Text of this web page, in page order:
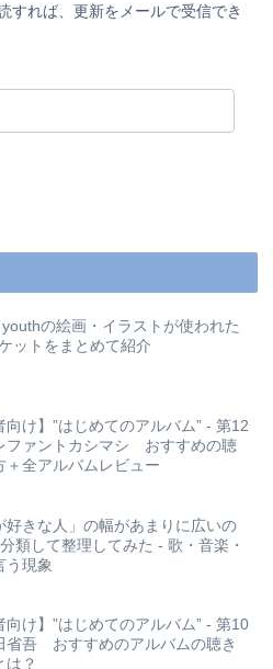
すれば、更新をメールで受信でき
の絵画・イラストが使われた
ットをまとめて紹介
向け】”はじめてのアルバム” - 第12
ファントカシマシ おすすめの聴
＋全アルバムレビュー
好きな人」の幅があまりに広いの
類して整理してみた - 歌・音楽・
う現象
向け】”はじめてのアルバム” - 第10
省吾 おすすめのアルバムの聴き
は？